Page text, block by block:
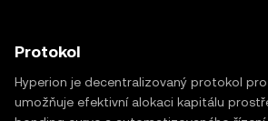
Protokol
Hyperion je decentralizovaný protokol
umožňuje efektivní alokaci kapitálu